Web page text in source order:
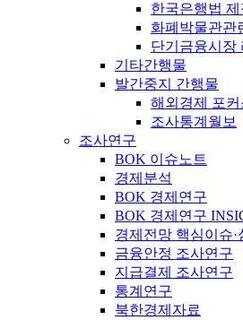
한국은행법
화폐박물관관
단기금융시장
기타간행물
발간중지 간행물
해외경제 포커
조사통계월보
조사연구
BOK 이슈노트
경제분석
BOK 경제연구
BOK 경제연구
경제전망 핵심이슈·
금융안정 조사연구
지급결제 조사연구
통계연구
북한경제자료